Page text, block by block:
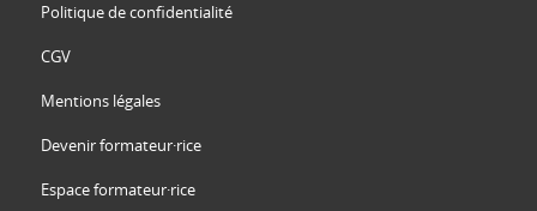
Politique de confidentialité
CGV
Mentions légales
Devenir formateur·rice
Espace formateur·rice